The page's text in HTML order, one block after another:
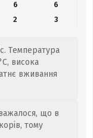
6
6
2 3
Температура
висока
вживання
що в
тому